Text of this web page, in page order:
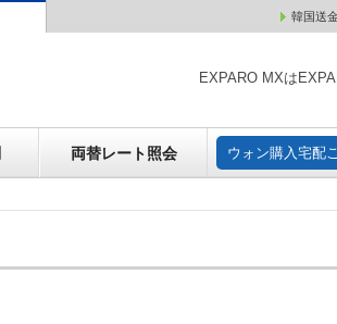
韓国送
EXPARO MXは
両替レート照会 ウォン購入宅配
ウォン購